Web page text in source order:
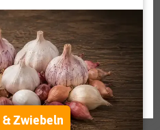
berühren
Zwiebeln